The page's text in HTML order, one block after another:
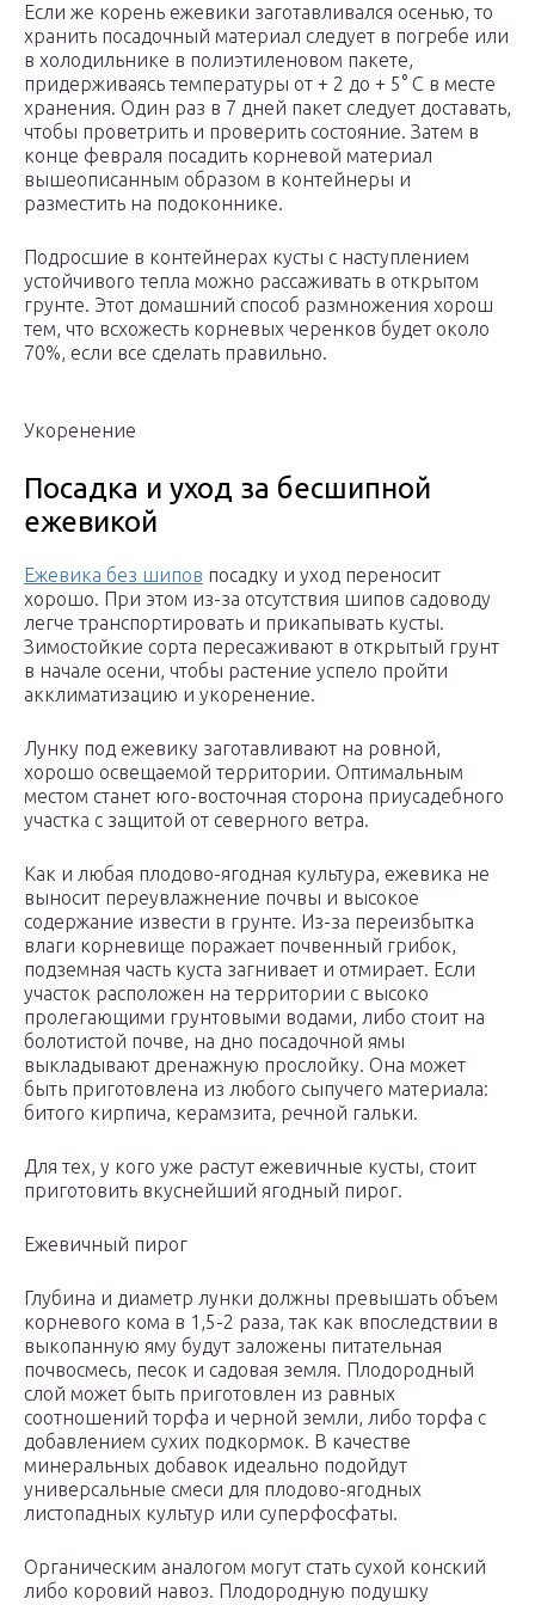
Если же корень ежевики заготавливался осенью, то
хранить посадочный материал следует в погребе или
в холодильнике в полиэтиленовом пакете,
придерживаясь температуры от + 2 до + 5° С в месте
хранения. Один раз в 7 дней пакет следует доставать,
чтобы проветрить и проверить состояние. Затем в
конце февраля посадить корневой материал
вышеописанным образом в контейнеры и
разместить на подоконнике.
Подросшие в контейнерах кусты с наступлением
устойчивого тепла можно рассаживать в открытом
грунте. Этот домашний способ размножения хорош
тем, что всхожесть корневых черенков будет около
70%, если все сделать правильно.
Укоренение
Посадка и уход за бесшипной
ежевикой
Ежевика без шипов посадку и уход переносит
хорошо. При этом из-за отсутствия шипов садоводу
легче транспортировать и прикапывать кусты.
Зимостойкие сорта пересаживают в открытый грунт
в начале осени, чтобы растение успело пройти
акклиматизацию и укоренение.
Лунку под ежевику заготавливают на ровной,
хорошо освещаемой территории. Оптимальным
местом станет юго-восточная сторона приусадебного
участка с защитой от северного ветра.
Как и любая плодово-ягодная культура, ежевика не
выносит переувлажнение почвы и высокое
содержание извести в грунте. Из-за переизбытка
влаги корневище поражает почвенный грибок,
подземная часть куста загнивает и отмирает. Если
участок расположен на территории с высоко
пролегающими грунтовыми водами, либо стоит на
болотистой почве, на дно посадочной ямы
выкладывают дренажную прослойку. Она может
быть приготовлена из любого сыпучего материала:
битого кирпича, керамзита, речной гальки.
Для тех, у кого уже растут ежевичные кусты, стоит
приготовить вкуснейший ягодный пирог.
Ежевичный пирог
Глубина и диаметр лунки должны превышать объем
корневого кома в 1,5-2 раза, так как впоследствии в
выкопанную яму будут заложены питательная
почвосмесь, песок и садовая земля. Плодородный
слой может быть приготовлен из равных
соотношений торфа и черной земли, либо торфа с
добавлением сухих подкормок. В качестве
минеральных добавок идеально подойдут
универсальные смеси для плодово-ягодных
листопадных культур или суперфосфаты.
Органическим аналогом могут стать сухой конский
либо коровий навоз. Плодородную подушку